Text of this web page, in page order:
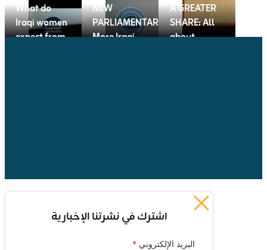
What do
Iraqi women
expect from
NEW
PARLIAMENTARIANS:
More Iraqi
A GREATER
SHARE: All
about
اشترك في نشرتنا الإخبارية
البريد الإلكتروني *